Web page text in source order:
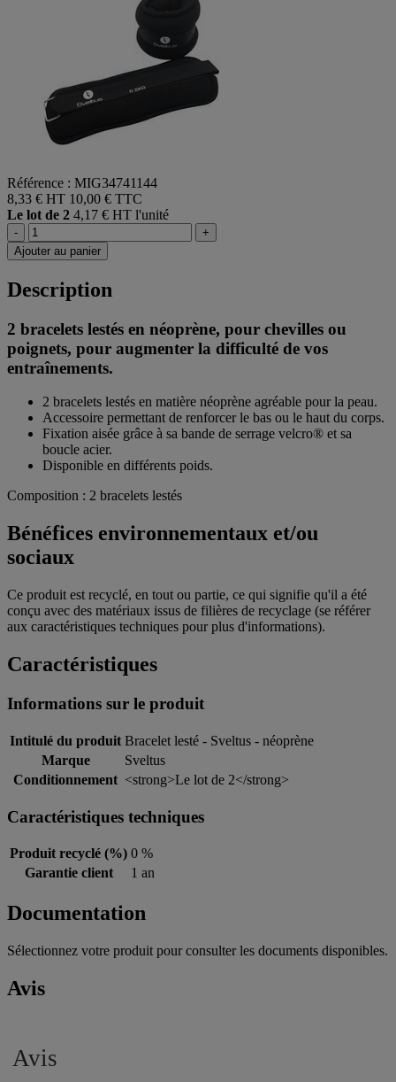
Référence : MIG34741144
8,33 € HT 10,00 € TTC
Le lot de 2 4,17 € HT l'unité
-
+
Ajouter au panier
Description
2 bracelets lestés en néoprène, pour chevilles ou
poignets, pour augmenter la difficulté de vos
entraînements.
2 bracelets lestés en matière néoprène agréable pour la peau.
Accessoire permettant de renforcer le bas ou le haut du corps.
Fixation aisée grâce à sa bande de serrage velcro® et sa
boucle acier.
Disponible en différents poids.
Composition : 2 bracelets lestés
Bénéfices environnementaux et/ou
sociaux
Ce produit est recyclé, en tout ou partie, ce qui signifie qu'il a été
conçu avec des matériaux issus de filières de recyclage (se référer
aux caractéristiques techniques pour plus d'informations).
Caractéristiques
Informations sur le produit
Intitulé du produit Bracelet lesté - Sveltus - néoprène
Marque
Sveltus
Conditionnement <strong>Le lot de 2</strong>
Caractéristiques techniques
Produit recyclé (%) 0 %
Garantie client
1 an
Documentation
Sélectionnez votre produit pour consulter les documents disponibles.
Avis